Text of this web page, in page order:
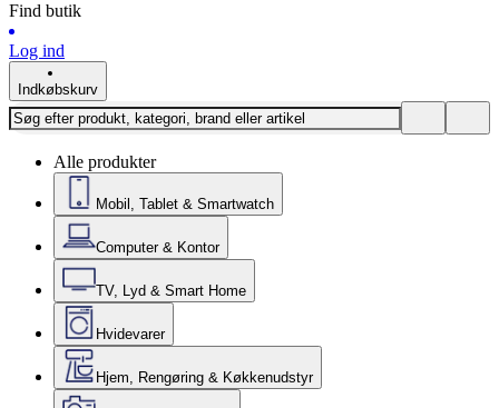
Find butik
Log ind
Indkøbskurv
Alle produkter
Mobil, Tablet & Smartwatch
Computer & Kontor
TV, Lyd & Smart Home
Hvidevarer
Hjem, Rengøring & Køkkenudstyr